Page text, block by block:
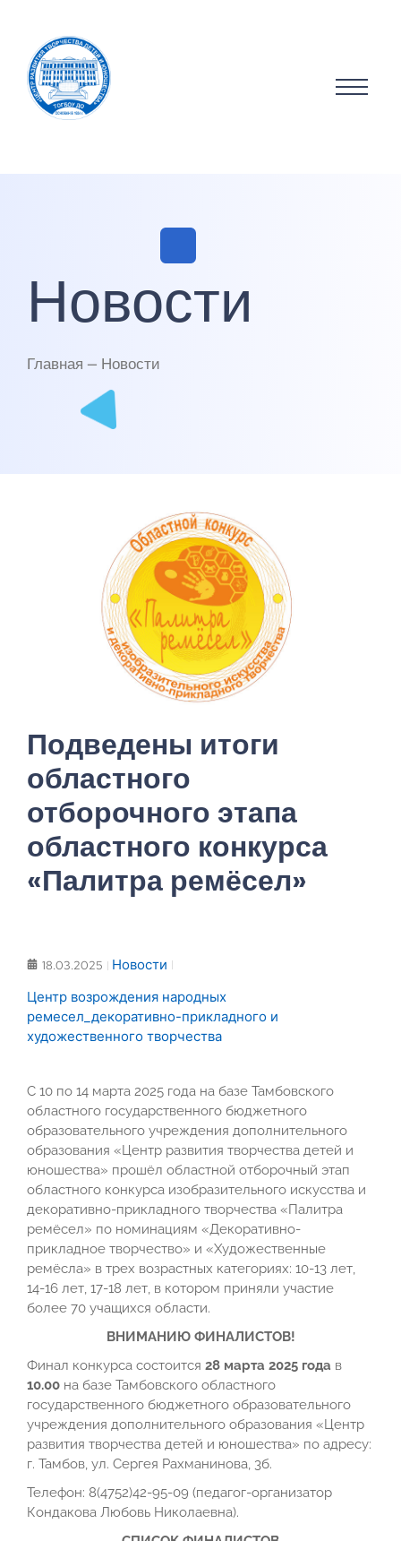
Новости
Главная — Новости
Подведены итоги
областного
отборочного этапа
областного конкурса
«Палитра ремёсел»
18.03.2025
Новости
Центр возрождения народных
ремесел_декоративно-прикладного и
художественного творчества
С 10 по 14 марта 2025 года на базе Тамбовского
областного государственного бюджетного
образовательного учреждения дополнительного
образования «Центр развития творчества детей и
юношества» прошёл областной отборочный этап
областного конкурса изобразительного искусства и
декоративно-прикладного творчества «Палитра
ремёсел» по номинациям «Декоративно-
прикладное творчество» и «Художественные
ремёсла» в трех возрастных категориях: 10-13 лет,
14-16 лет, 17-18 лет, в котором приняли участие
более 70 учащихся области.
ВНИМАНИЮ ФИНАЛИСТОВ!
Финал конкурса состоится 28 марта 2025 года в
10.00 на базе Тамбовского областного
государственного бюджетного образовательного
учреждения дополнительного образования «Центр
развития творчества детей и юношества» по адресу:
г. Тамбов, ул. Сергея Рахманинова, 3б.
Телефон: 8(4752)42-95-09 (педагог-организатор
Кондакова Любовь Николаевна).